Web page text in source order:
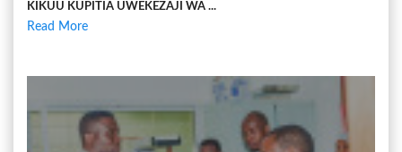
KIKUU KUPITIA UWEKEZAJI WA ...
Read More